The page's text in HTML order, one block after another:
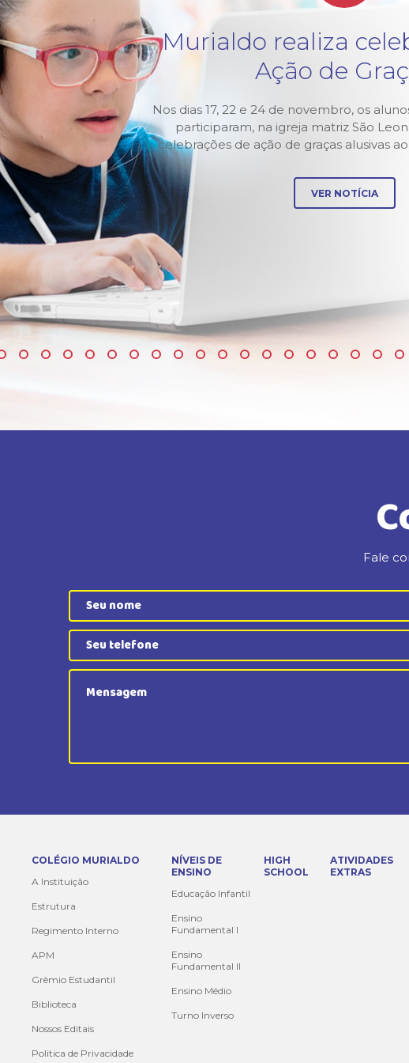
pela
Murialdo realiza
Ação de
Nos dias 17, 22 e 24 de novembro, os
participaram, na igreja matriz São
celebrações de ação de graças alusivas
VER NOTÍCIA
Fale
COLÉGIO MURIALDO
A Instituição
Estrutura
Regimento Interno
APM
Grêmio Estudantil
Biblioteca
Nossos Editais
Politica de Privacidade
NÍVEIS DE
ENSINO
Educação Infantil
Ensino
Fundamental I
Ensino
Fundamental II
Ensino Médio
Turno Inverso
HIGH
SCHOOL
ATIVIDADES
EXTRAS